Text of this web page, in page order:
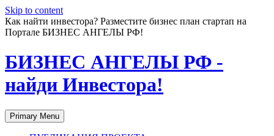
Skip to content
Как найти инвестора? Разместите бизнес план стартап на
Портале БИЗНЕС АНГЕЛЫ РФ!
БИЗНЕС АНГЕЛЫ РФ -
найди Инвестора!
Primary Menu